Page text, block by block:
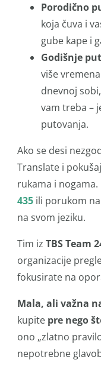
Porodično
koja čuva i
gube kape i
Godišnje
više
dnevnoj
vam treba –
putovanja.
Ako se desi
Translate i
rukama i
435 ili porukom na
na svom jeziku.
Tim iz TBS Team
organizacije
fokusirate na
Mala, ali važna
kupite pre nego
ono „zlatno
nepotrebne